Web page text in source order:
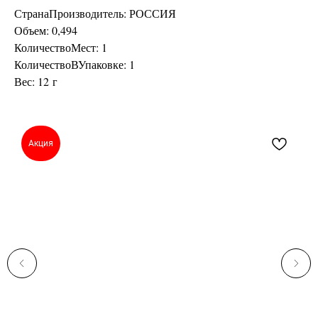
СтранаПроизводитель: РОССИЯ
Объем: 0,494
КоличествоМест: 1
КоличествоВУпаковке: 1
Вес: 12 г
Акция